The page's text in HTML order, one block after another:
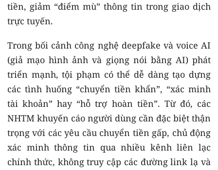
tiền, giảm “điểm mù” thông tin trong giao dịch
trực tuyến.
Trong bối cảnh công nghệ deepfake và voice AI
(giả mạo hình ảnh và giọng nói bằng AI) phát
triển mạnh, tội phạm có thể dễ dàng tạo dựng
các tình huống “chuyển tiền khẩn”, “xác minh
tài khoản” hay “hỗ trợ hoàn tiền”. Từ đó, các
NHTM khuyến cáo người dùng cần đặc biệt thận
trọng với các yêu cầu chuyển tiền gấp, chủ động
xác minh thông tin qua nhiều kênh liên lạc
chính thức, không truy cập các đường link lạ và